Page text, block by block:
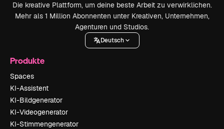
Die kreative Plattform, um deine beste Arbeit zu verwirklichen.
Mehr als 1 Million Abonnenten unter Kreativen, Unternehmen,
Agenturen und Studios.
Deutsch
Produkte
Spaces
KI-Assistent
KI-Bildgenerator
KI-Videogenerator
KI-Stimmengenerator